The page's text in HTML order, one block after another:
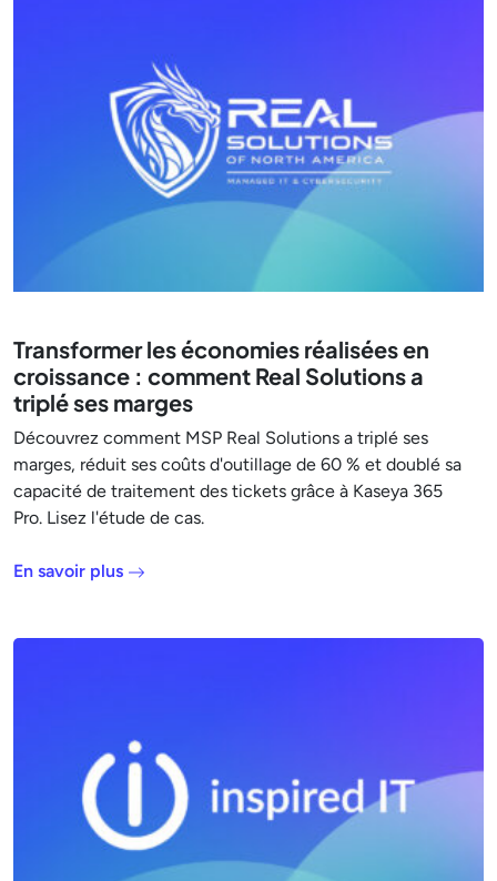
Transformer les économies réalisées en
croissance : comment Real Solutions a
triplé ses marges
Découvrez comment MSP Real Solutions a triplé ses
marges, réduit ses coûts d'outillage de 60 % et doublé sa
capacité de traitement des tickets grâce à Kaseya 365
Pro. Lisez l'étude de cas.
En savoir plus